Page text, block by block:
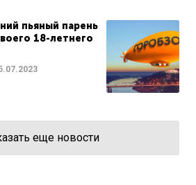
пьяный парень
18-летнего
еще новости